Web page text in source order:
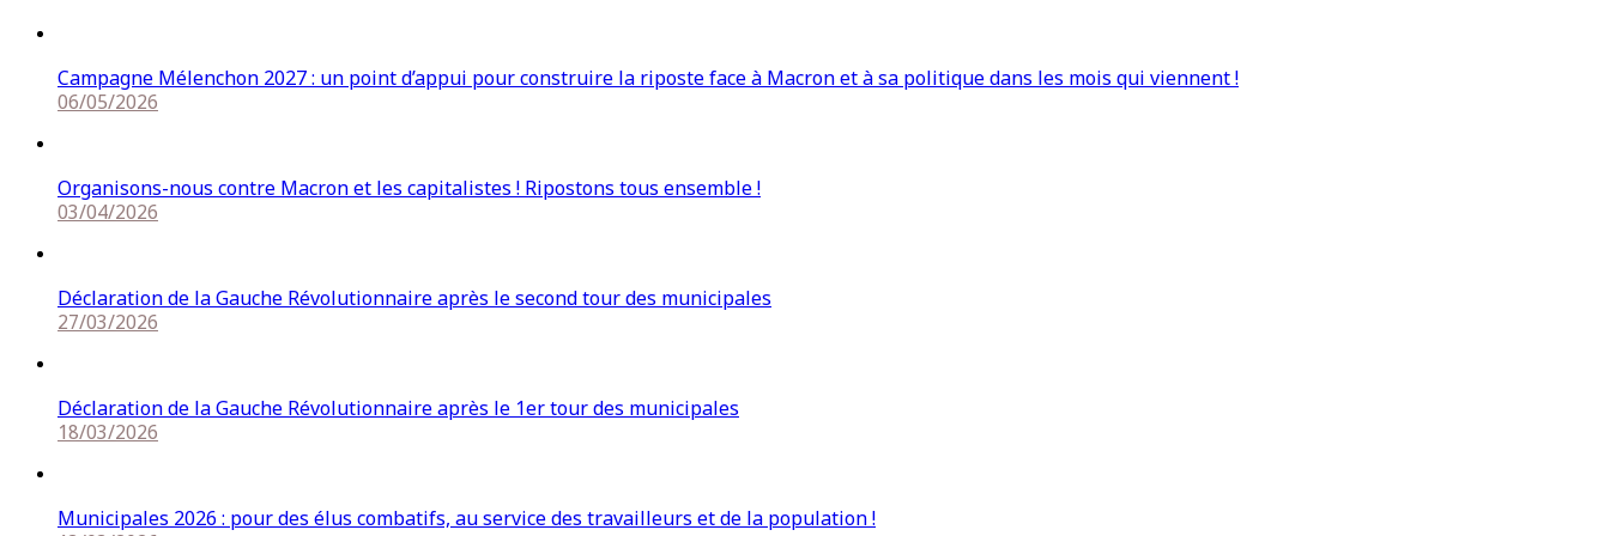
Campagne Mélenchon 2027 : un point d’appui pour construire la riposte face à Macron et à sa politique dans les mois qui viennent !
06/05/2026
Organisons-nous contre Macron et les capitalistes ! Ripostons tous ensemble !
03/04/2026
Déclaration de la Gauche Révolutionnaire après le second tour des municipales
27/03/2026
Déclaration de la Gauche Révolutionnaire après le 1er tour des municipales
18/03/2026
Municipales 2026 : pour des élus combatifs, au service des travailleurs et de la population !